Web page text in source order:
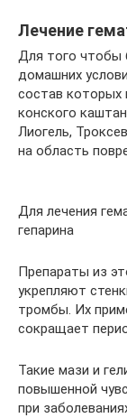
Лечение
Для того чтобы
домашних
состав которых
конского
Лиогель,
на область
Для лечения
гепарина
Препараты из
укрепляют
тромбы. Их
сокращает
Такие мази и
повышенной
при